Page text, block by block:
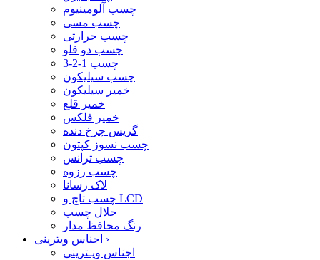
چسب آلومینیوم
چسب مسی
چسب حرارتی
چسب دو قلو
چسب 1-2-3
چسب سیلیکون
خمیر سیلیکون
خمیر قلع
خمیر فلکس
گریس چرخ دنده
چسب نسوز کپتون
چسب ترانس
چسب رزوه
لاک رسانا
چسب تاچ و LCD
حلال چسب
رنگ محافظ مدار
›
اجناس ویـترینی